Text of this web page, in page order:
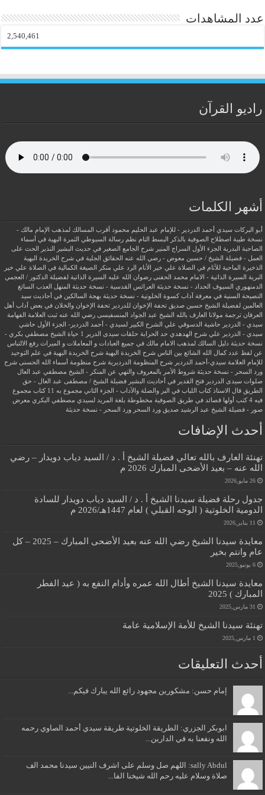
عدد المشاهدات
2,540,461
راديو القرآن
أشهر الكلمات
أبو البركات سيدي أحمد الدردير - للإمام عبد الحليم محمود
أقرب المسالك لمذهب الإمام مالك -
نسخة طيبة اصطلاح الصوفية بالذكر البسط التام نظم رسالة السيوطي
الثمرة البهية في أسماء
الصاحبة البدرية
الجزء الأول السراج المنير شرح الجامع الصغير في حديث البشير النذير
الحث على
العمل - فضيلة الشيخ / حسين معوض - رضي الله عنه
الحقائق الجلية في شرح الخريدة البهية
الذخيرة الماحية للآثام في الصلاة علي خير الأنام
الرد علي منكر الصيغة الكمالية في الصلاة علي خير
البرية
السيرة الذاتية - الامام محمد الحفنى رضوان الله عليه
السيرة الذاتية لفضيلة الدكتور / العجمي
الدمنهوري
السيوف الحداد - نسخة حديثة العرائس القدسية - نسخة حديثة
المنهل العذب السائغ
النصيحة السنية في معرفة آداب كسوة الخلوتية - نسخة حديثة بهجة السالكين في أحاديث سيد
العالمين لفضيلة الشيخ حسين صديق
تحفة الإخوان للدردير تحفة الإخوان والخلان في بعض آداب أهل
العرفان ترجمة مولانا العارف بالله الشيخ عبد الجواد المنسفيسى رضي الله عنه ثبت العلامة الفهامة
سيدي - الدردير
حاشية الدسوقي علي الشرح الكبير لسيدي - أحمد الدردير- الجزء الأول حاشي
سيدي - الدردير علي شرح الهدهدي حد الحرابة حلقات سيدى الدرير 1
حياة الشيخ مصطفي بكري -
نسخة حديثة دليل السالك لمذهب الامام مالك في جميع العبادات و المعاملات و الميراث رفع الالتباس
عن لفظ عدد كمال الله الشائع بين الناس شرح الخريدة البهية شرح الخريدة البهية في علم التوحيد
للإمام العلامة سيدي-أحمد الدردير شرح المنظومة الدرديرية شرح منظومة أسماء الله الحسنى شرح
ورد السحر - نسخة حديثة شروط الأمر بالمعروف والنهي عن المنكر - الشيخ مصطفي عبد العال
صلوات سيدى الدردير فتح القدير في أحاديث البشير فضيلة الشيخ / مصطفى عبد العال - حق
الطريق
قال الاستاذ كتاب اللباب في البر والصلة والآداب - الجزء الثاني مجموع به 11 كتاب
مجموع
فيه 4 كتب أولها قصائد في طريق الصوفية
مخطوطة بلغة المريد لسيدي مصطفي البكري معرض
صور - فضيلة الشيخ عبد الرشيد صديق
ورد السحر ورد السحر - نسخة حديثة
أحدث الإضافات
تهنئة العارف بالله تعالي فضيلة الشيخ أ . د / السيد دياب دويدار – رضي
الله عنه – بعيد الأضحى المبارك 2026 م
26 مايو,2026
جدول رحلة فضيلة سيدنا الشيخ أ . د / السيد دياب دويدار للسادة
الدومية الخلوتية ( الوجه القبلي ) لعام 1447هـ/2026 م
11 يناير,2026
معايدة سيدنا الشيخ رضي الله عنه بعيد الأضحى المبارك – 2025 – كل
عام وانتم بخير
6 يونيو,2025
معايدة سيدنا الشيخ أطال الله عمره وأدام النفع به ( عيد الفطر
المبارك ) 2025
31 مارس,2025
تهنئة سيدنا الشيخ للأمة الإسلامية عامة
1 مارس,2025
أحدث التعليقات
إمام حسن: مشكورين مجهود رائع الله يبارك فيكم...
ابوبكر الجزري: الطريقة الخلوتية طريقة سيدي أحمد الصاوي رحمه
الله ونفعنا به في الدارين...
sally Abdul: اللهم صل وسلم على اشرف النيين سيدنا محمد الف
صلاة وسلام عليه رحم الله شيخنا الفا...